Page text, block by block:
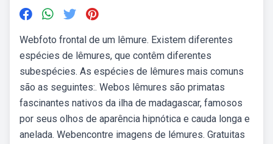
Webfoto frontal de um lêmure. Existem diferentes
espécies de lêmures, que contêm diferentes
subespécies. As espécies de lêmures mais comuns
são as seguintes:. Webos lêmures são primatas
fascinantes nativos da ilha de madagascar, famosos
por seus olhos de aparência hipnótica e cauda longa e
anelada. Webencontre imagens de lémures. Gratuitas